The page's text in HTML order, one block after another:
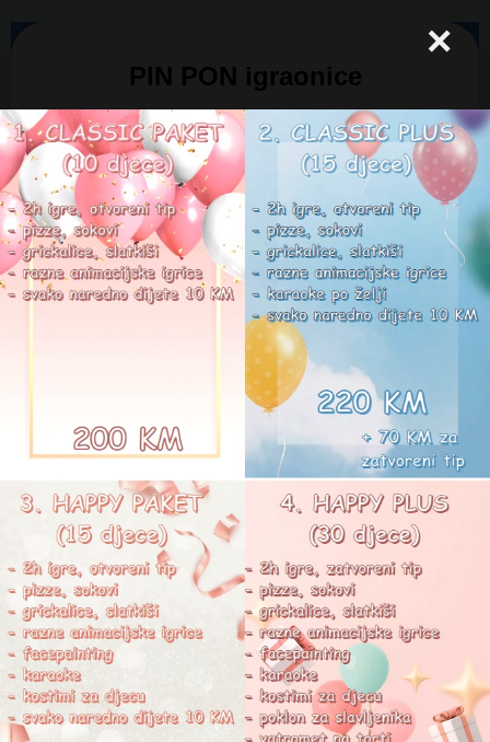
PIN PON igraonice
Pin Pon Otoka - Merkur i
Pin Pon Kids - Mercator
HomeLokacijaContact
Danas je 6.08.2026.
Tačno vrijeme: 11:9:21
G oo l e
4,6
PRODUŽENI BORAVAK
MASKENBAL 2024
×